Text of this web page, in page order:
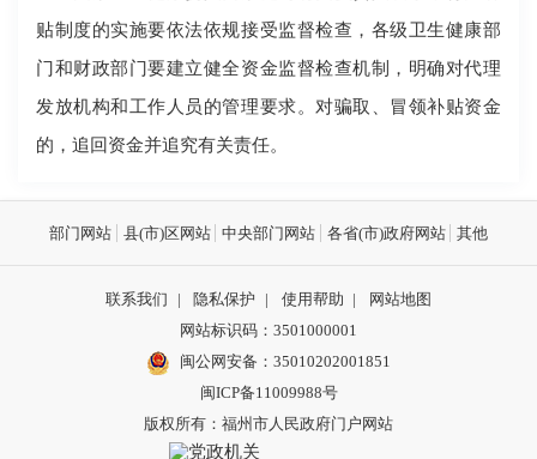
贴制度的实施要依法依规接受监督检查，各级卫生健康部
门和财政部门要建立健全资金监督检查机制，明确对代理
发放机构和工作人员的管理要求。对骗取、冒领补贴资金
的，追回资金并追究有关责任。
部门网站 县(市)区网站 中央部门网站 各省(市)政府网站 其他
联系我们 | 隐私保护 | 使用帮助 |
网站地图
网站标识码：3501000001
闽公网安备： 35010202001851
闽ICP备11009988号
版权所有：福州市人民政府门户网站